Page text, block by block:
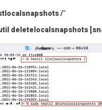
/"
deletelocalsnapshots